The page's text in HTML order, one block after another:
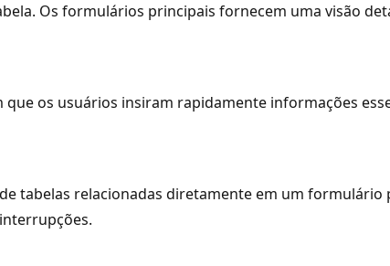
Os formulários principais fornecem uma visão
os usuários insiram rapidamente informações
tabelas relacionadas diretamente em um